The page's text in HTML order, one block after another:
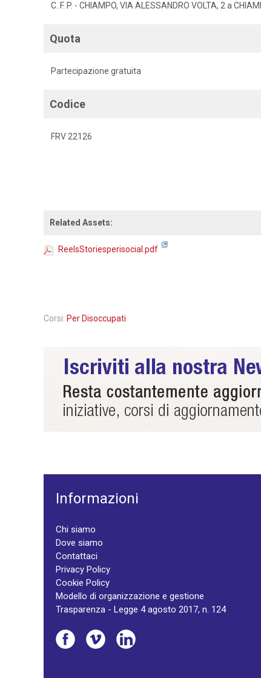
C. F. P. - CHIAMPO, VIA ALESSANDRO VOLTA, 2 a
Quota
Partecipazione gratuita
Codice
FRV 22126
Related Assets:
ReelsStoriesperisocial.pdf
Corsi: Per Disoccupati
Informazioni
Chi siamo
Dove siamo
Contattaci
Privacy Policy
Cookie Policy
Modello di organizzazione e gestione
Trasparenza - Legge 4 agosto 2017, n. 124